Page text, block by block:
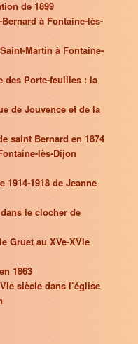
de 1899
à Fontaine-lès-
Martin à Fontaine-
des Porte-feuilles : la
de Jouvence et de la
saint Bernard en 1874
lès-Dijon
1918 de Jeanne
le clocher de
Gruet au XVe-XVIe
1863
siècle dans l’église